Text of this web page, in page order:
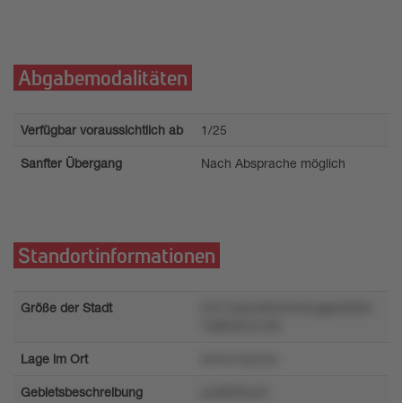
Abgabemodalitäten
Verfügbar voraussichtlich ab 1/25
Sanfter Übergang Nach Absprache möglich
Standortinformationen
Größe der Stadt
Lage im Ort
Gebietsbeschreibung